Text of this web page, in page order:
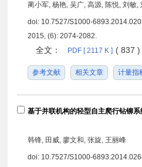
蔺小军, 杨艳, 吴广, 高源, 陈悦, 刘敏,
doi: 10.7527/S1000-
2015, (6): 2074-2082.
全文： PDF [ 2117 K ] ( 837 )
参考文献 相关文章 计量指
基于并联机构的轻型自主爬行钻铆
韩锋, 田威, 廖文和, 张旋, 王丽峰
doi: 10.7527/S1000-